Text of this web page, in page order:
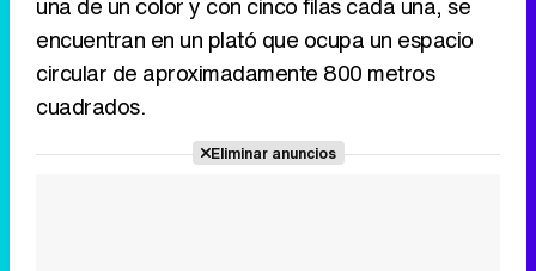
encuentran en un plató que ocupa un espacio
circular de aproximadamente 800 metros
cuadrados.
Eliminar anuncios